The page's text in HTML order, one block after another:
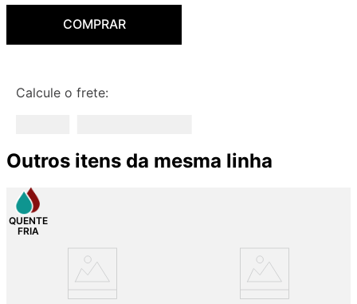
COMPRAR
Calcule o frete:
Outros itens da mesma linha